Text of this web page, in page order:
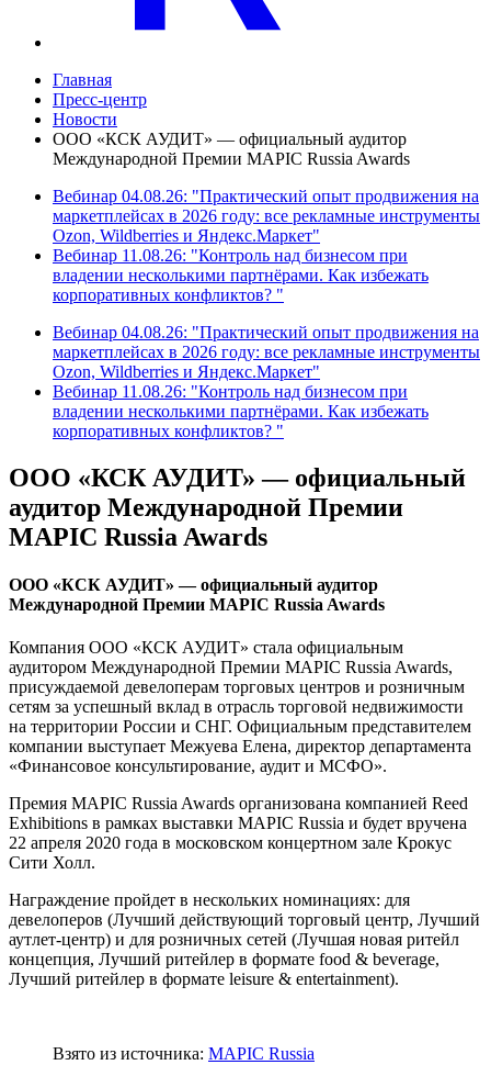
Главная
Пресс-центр
Новости
ООО «КСК АУДИТ» — официальный аудитор
Международной Премии MAPIC Russia Awards
Вебинар 04.08.26: "Практический опыт продвижения на
маркетплейсах в 2026 году: все рекламные инструменты
Ozon, Wildberries и Яндекс.Маркет"
Вебинар 11.08.26: "Контроль над бизнесом при
владении несколькими партнёрами. Как избежать
корпоративных конфликтов? "
Вебинар 04.08.26: "Практический опыт продвижения на
маркетплейсах в 2026 году: все рекламные инструменты
Ozon, Wildberries и Яндекс.Маркет"
Вебинар 11.08.26: "Контроль над бизнесом при
владении несколькими партнёрами. Как избежать
корпоративных конфликтов? "
ООО «КСК АУДИТ» — официальный
аудитор Международной Премии
MAPIC Russia Awards
ООО «КСК АУДИТ» — официальный аудитор
Международной Премии MAPIC Russia Awards
Компания ООО «КСК АУДИТ» стала официальным
аудитором Международной Премии MAPIC Russia Awards,
присуждаемой девелоперам торговых центров и розничным
сетям за успешный вклад в отрасль торговой недвижимости
на территории России и СНГ. Официальным представителем
компании выступает Межуева Елена, директор департамента
«Финансовое консультирование, аудит и МСФО».
Премия MAPIC Russia Awards организована компанией Reed
Exhibitions в рамках выставки MAPIC Russia и будет вручена
22 апреля 2020 года в московском концертном зале Крокус
Сити Холл.
Награждение пройдет в нескольких номинациях: для
девелоперов (Лучший действующий торговый центр, Лучший
аутлет-центр) и для розничных сетей (Лучшая новая ритейл
концепция, Лучший ритейлер в формате food & beverage,
Лучший ритейлер в формате leisure & entertainment).
Взято из источника: MAPIC Russia